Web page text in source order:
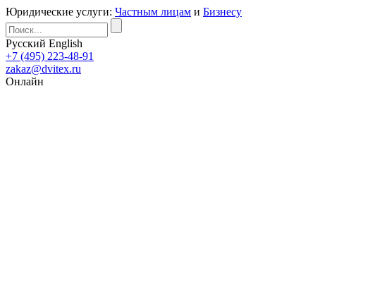
Юридические услуги: Частным лицам и Бизнесу
Русский English
+7 (495) 223-48-91
zakaz@dvitex.ru
Онлайн